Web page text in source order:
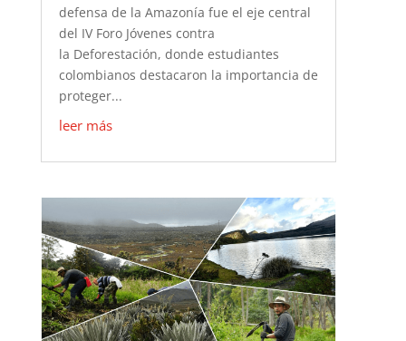
defensa de la Amazonía fue el eje central
del IV Foro Jóvenes contra
la Deforestación, donde estudiantes
colombianos destacaron la importancia de
proteger...
leer más